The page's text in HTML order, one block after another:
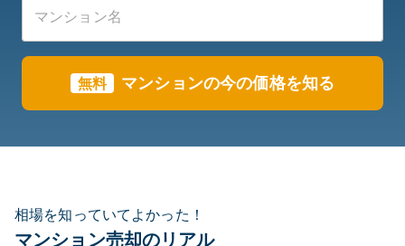
無料 マンションの今の価格を知る
相場を知っていてよかった！
マンション売却のリアル